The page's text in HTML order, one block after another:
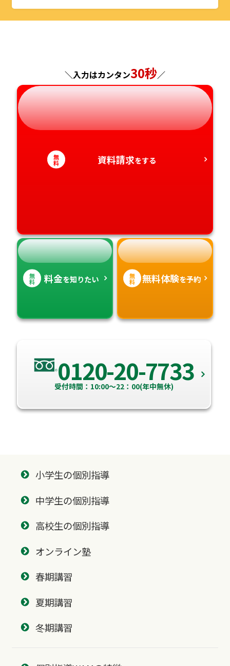
山形県
千葉県
福井県
岐阜県
静岡県
京都府
奈良県
和歌山県
島根県
山口県
徳島県
香川県
福岡県
熊本県
大分県
宮崎県
＼入力はカンタン30秒／
無
料 資料請求をする
無
料 料金を知りたい 無
料 無料体験を予約
0120-20-7733
受付時間：10:00～22：00(年中無休)
小学生の個別指導
中学生の個別指導
高校生の個別指導
オンライン塾
春期講習
夏期講習
冬期講習